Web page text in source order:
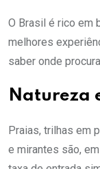
O Brasil é rico em
melhores
saber onde
Natureza
Praias, trilhas em
e mirantes são,